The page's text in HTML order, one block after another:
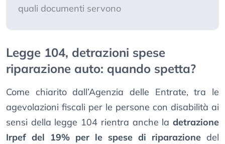
quali documenti servono
Legge 104, detrazioni spese
riparazione auto: quando spetta?
Come chiarito dall’Agenzia delle Entrate, tra le
agevolazioni fiscali per le persone con disabilità ai
sensi della legge 104 rientra anche la detrazione
Irpef del 19% per le spese di riparazione del